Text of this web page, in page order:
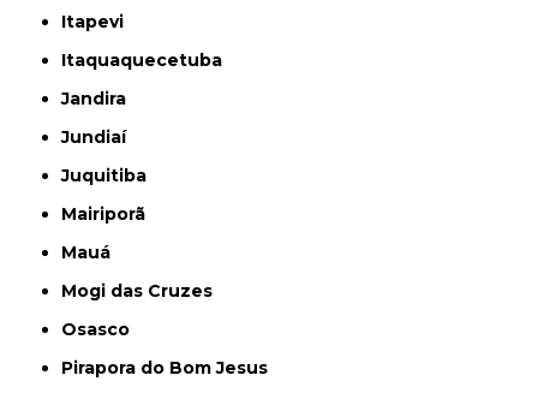
Itapevi
Itaquaquecetuba
Jandira
Jundiaí
Juquitiba
Mairiporã
Mauá
Mogi das Cruzes
Osasco
Pirapora do Bom Jesus